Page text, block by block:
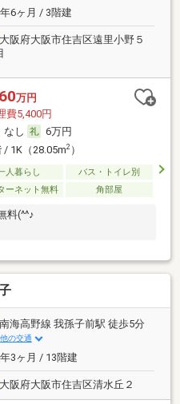
6ヶ月 / 3階建
大阪府大阪市住吉区遠里小野５
万円
費5,400円
なし
6万円
/ 1K（28.05m2）
人暮らし
バス・トイレ別
ーネット無料 角部屋
料(^^♪
南海高野線 我孫子前駅 徒歩5分
の交通
3ヶ月 / 13階建
大阪府大阪市住吉区清水丘２